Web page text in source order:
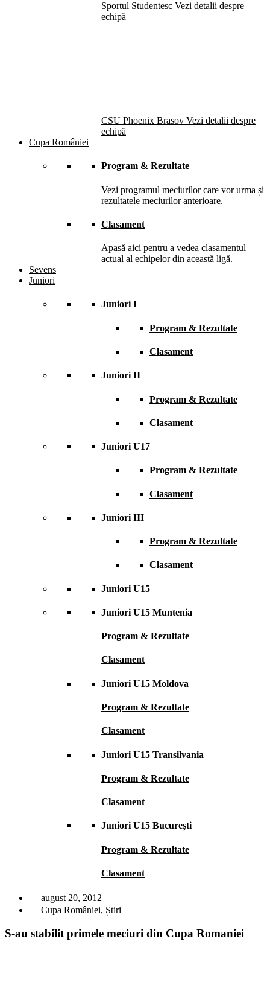
Sportul Studentesc Vezi detalii despre
echipă
CSU Phoenix Brasov Vezi detalii despre
echipă
Cupa României
Program & Rezultate
Vezi programul meciurilor care vor urma și
rezultatele meciurilor anterioare.
Clasament
Apasă aici pentru a vedea clasamentul
actual al echipelor din această ligă.
Sevens
Juniori
Juniori I
Program & Rezultate
Clasament
Juniori II
Program & Rezultate
Clasament
Juniori U17
Program & Rezultate
Clasament
Juniori III
Program & Rezultate
Clasament
Juniori U15
Juniori U15 Muntenia
Program & Rezultate
Clasament
Juniori U15 Moldova
Program & Rezultate
Clasament
Juniori U15 Transilvania
Program & Rezultate
Clasament
Juniori U15 București
Program & Rezultate
Clasament
august 20, 2012
Cupa României, Știri
S-au stabilit primele meciuri din Cupa Romaniei